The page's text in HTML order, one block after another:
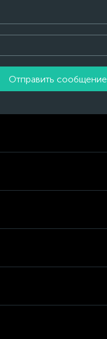
Отправить сообщение